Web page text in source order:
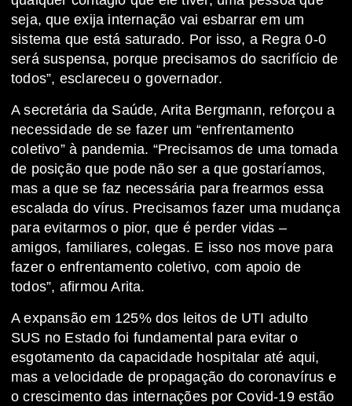
seja, que exija internação vai esbarrar em um
sistema que está saturado. Por isso, a Regra 0-0
será suspensa, porque precisamos do sacrifício de
todos”, esclareceu o governador.
A secretária da Saúde, Arita Bergmann, reforçou a
necessidade de se fazer um “enfrentamento
coletivo” à pandemia. “Precisamos de uma tomada
de posição que pode não ser a que gostaríamos,
mas a que se faz necessária para frearmos essa
escalada do vírus. Precisamos fazer uma mudança
para evitarmos o pior, que é perder vidas –
amigos, familiares, colegas. E isso nos move para
fazer o enfrentamento coletivo, com apoio de
todos”, afirmou Arita.
A expansão em 125% dos leitos de UTI adulto
SUS no Estado foi fundamental para evitar o
esgotamento da capacidade hospitalar até aqui,
mas a velocidade de propagação do coronavírus e
o crescimento das internações por Covid-19 estão